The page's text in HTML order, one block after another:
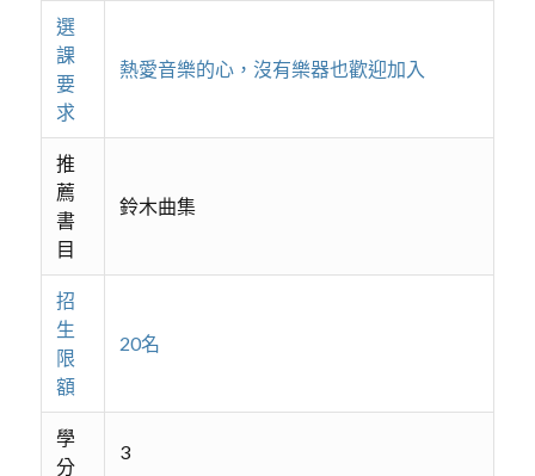
選
課
要
求
熱愛音樂的心，沒有樂器也歡迎加入
推
薦
書
目
鈴木曲集
招
生
限
額
20名
學
分
3